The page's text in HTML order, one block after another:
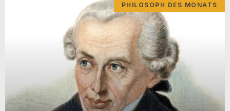
PHILOSOPH DES MONATS